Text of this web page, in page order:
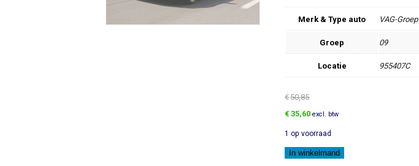
Merk & Type auto VAG-Groep
Groep 09
Locatie 955407C
€50,85
Oorspronkelijke
was:
€50,85.
€35,60Huidige
is:
€35,60.
excl. btw
1 op voorraad
Wisserarm
aantal
In winkelmand